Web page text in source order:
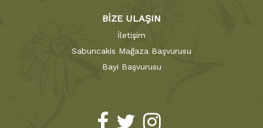
BİZE ULAŞIN
İletişim
Sabuncakis Mağaza Başvurusu
Bayi Başvurusu